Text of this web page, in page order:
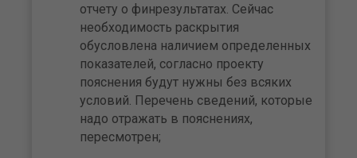
отчету о финрезультатах. Сейчас
необходимость раскрытия
обусловлена наличием определенных
показателей, согласно проекту
пояснения будут нужны без всяких
условий. Перечень сведений, которые
надо отражать в пояснениях,
пересмотрен;